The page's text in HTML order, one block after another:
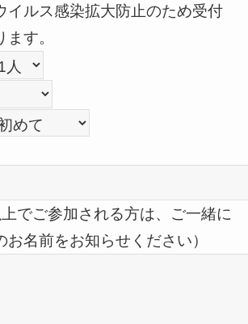
ルス感染拡大防止のため受付
す。
でご参加される方は、ご一緒に
名前をお知らせください）